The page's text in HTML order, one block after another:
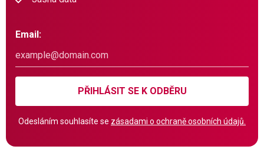
Email:
PŘIHLÁSIT SE K ODBĚRU
Odesláním souhlasíte se zásadami o ochraně osobních údajů.